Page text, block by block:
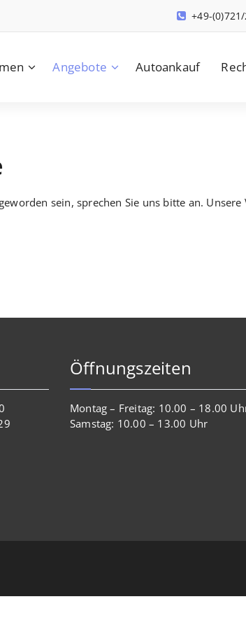
+49-
Angebote Autoankauf
sein, sprechen Sie uns bitte an.
Öffnungszeiten
Montag – Freitag: 10.00 – 18.00
Samstag: 10.00 – 13.00 Uhr